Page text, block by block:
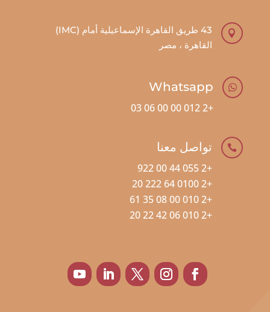

43 طريق القاهرة الإسماعيلية أمام (IMC)
القاهرة ، مصر

Whatsapp
+2 012 00 00 06 03
 تواصل معنا
+2 055 44 00 922
+2 0100 64 222 20
+2 010 00 08 35 61
+2 010 06 42 22 20